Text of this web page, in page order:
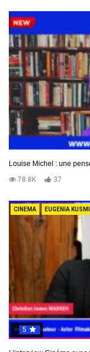
Louise Michel : une
78.8K
37
CINEMA EUGENIA
5